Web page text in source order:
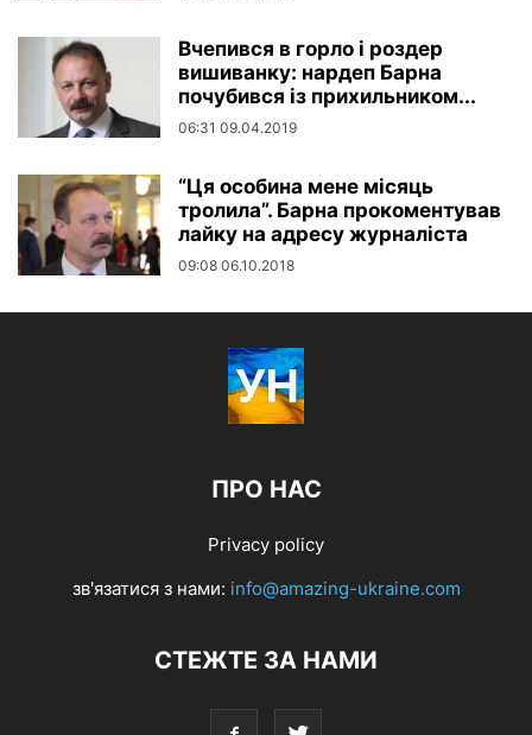
Вчепився в горло і роздер
вишиванку: нардеп Барна
почубився із прихильником...
06:31 09.04.2019
“Ця особина мене місяць
тролила”. Барна прокоментував
лайку на адресу журналіста
09:08 06.10.2018
ПРО НАС
Privacy policy
зв'язатися з нами: info@amazing-ukraine.com
СТЕЖТЕ ЗА НАМИ